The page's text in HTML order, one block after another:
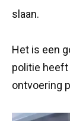
slaan.
Het is een
politie heeft
ontvoering